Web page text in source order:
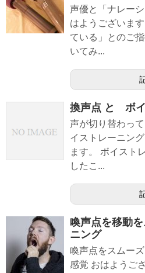
声優と「ナレー
はようございま
ている」とのご
いてみ...
換声点 と ボ
声が切り替わっ
イストレーニン
ます。 ボイスト
したこ...
喚声点を移動
ニング
喚声点をスムー
感覚 おはようご